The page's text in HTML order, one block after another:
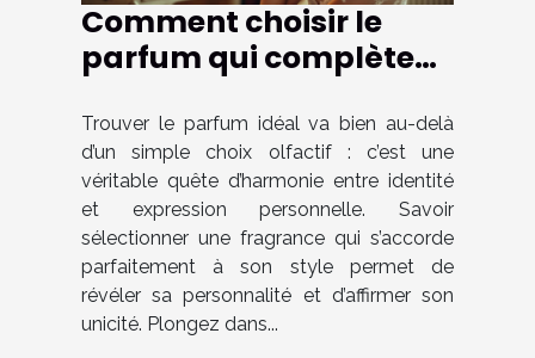
Comment choisir le
parfum qui complète
style ?
Trouver le parfum idéal va bien au-delà
d’un simple choix olfactif : c’est une
véritable quête d’harmonie entre identité
et expression personnelle. Savoir
sélectionner une fragrance qui s’accorde
parfaitement à son style permet de
révéler sa personnalité et d’affirmer son
unicité. Plongez dans...